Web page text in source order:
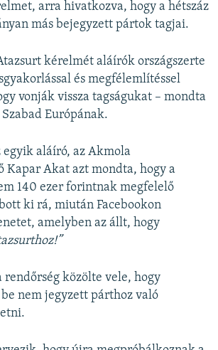
arra hivatkozva, hogy a hétszáz
más bejegyzett pártok tagjai.
kérelmét aláírók országszerte
és megfélemlítéssel
vonják vissza tagságukat – mondta
Európának.
egyik aláíró, az Akmola
Kapar Akat azt mondta, hogy a
140 ezer forintnak megfelelő
ki rá, miután Facebookon
amelyben az állt, hogy
közölte vele, hogy
nem jegyzett párthoz való